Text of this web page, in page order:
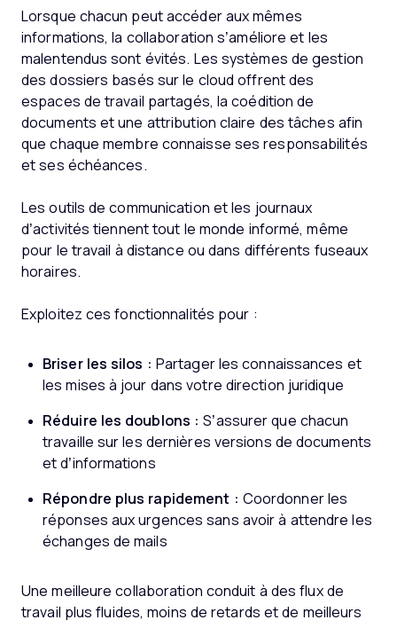
Lorsque chacun peut accéder aux mêmes
informations, la collaboration s’améliore et les
malentendus sont évités. Les systèmes de gestion
des dossiers basés sur le cloud offrent des
espaces de travail partagés, la coédition de
documents et une attribution claire des tâches afin
que chaque membre connaisse ses responsabilités
et ses échéances.
Les outils de communication et les journaux
d’activités tiennent tout le monde informé, même
pour le travail à distance ou dans différents fuseaux
horaires.
Exploitez ces fonctionnalités pour :
Briser les silos : Partager les connaissances et
les mises à jour dans votre direction juridique
Réduire les doublons : S’assurer que chacun
travaille sur les dernières versions de documents
et d’informations
Répondre plus rapidement : Coordonner les
réponses aux urgences sans avoir à attendre les
échanges de mails
Une meilleure collaboration conduit à des flux de
travail plus fluides, moins de retards et de meilleurs